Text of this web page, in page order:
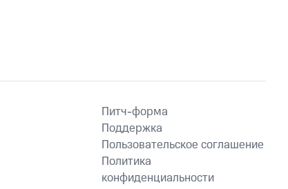
Питч-форма
Поддержка
Пользовательское соглашение
Политика
конфиденциальности